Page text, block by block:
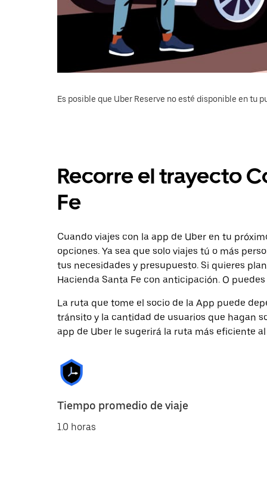
Es posible que Uber Reserve no esté disponible en tu
Recorre el trayecto
Fe
Cuando viajes con la app de Uber en tu
opciones. Ya sea que solo viajes tú o más
tus necesidades y presupuesto. Si quieres
Hacienda Santa Fe con anticipación. O
La ruta que tome el socio de la App puede
tránsito y la cantidad de usuarios que hagan
app de Uber le sugerirá la ruta más eficiente
Tiempo promedio de viaje
1.0 horas